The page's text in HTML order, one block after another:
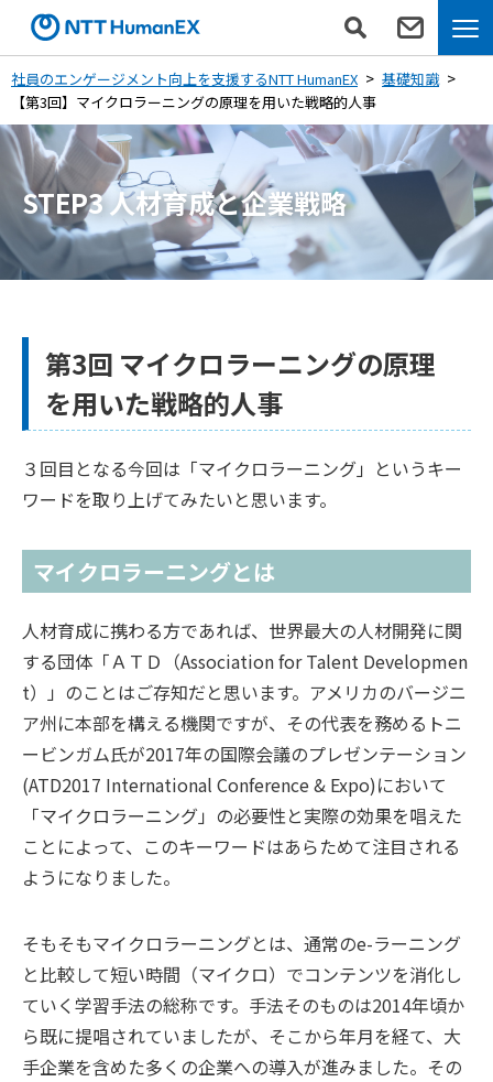
社員のエンゲージメント向上を支援するNTT HumanEX
基礎知識
【第3回】マイクロラーニングの原理を用いた戦略的人事
STEP3 人材育成と企業戦略
第3回 マイクロラーニングの原理
を用いた戦略的人事
３回目となる今回は「マイクロラーニング」というキー
ワードを取り上げてみたいと思います。
マイクロラーニングとは
人材育成に携わる方であれば、世界最大の人材開発に関
する団体「ＡＴＤ（Association for Talent Developmen
t）」のことはご存知だと思います。アメリカのバージニ
ア州に本部を構える機関ですが、その代表を務めるトニ
ービンガム氏が2017年の国際会議のプレゼンテーション
(ATD2017 International Conference & Expo)において
「マイクロラーニング」の必要性と実際の効果を唱えた
ことによって、このキーワードはあらためて注目される
ようになりました。
そもそもマイクロラーニングとは、通常のe-ラーニング
と比較して短い時間（マイクロ）でコンテンツを消化し
ていく学習手法の総称です。手法そのものは2014年頃か
ら既に提唱されていましたが、そこから年月を経て、大
手企業を含めた多くの企業への導入が進みました。その